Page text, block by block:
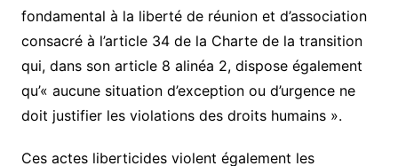
fondamental à la liberté de réunion et d’association
consacré à l’article 34 de la Charte de la transition
qui, dans son article 8 alinéa 2, dispose également
qu’« aucune situation d’exception ou d’urgence ne
doit justifier les violations des droits humains ».
Ces actes liberticides violent également les